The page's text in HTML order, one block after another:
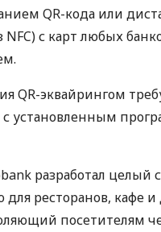
QR-кода или
NFC) с карт любых
QR-эквайрингом
с установленным
разработал целый
для ресторанов, кафе и
посетителям